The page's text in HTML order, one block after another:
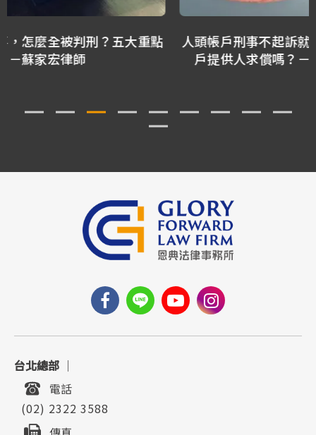
人頭帳戶刑事不起訴就沒事嗎？被害人還可以向帳
戶提供人求償嗎？－林正椈律師、林隆鑫律師
台北總部 ｜
電話
(02) 2322 3588